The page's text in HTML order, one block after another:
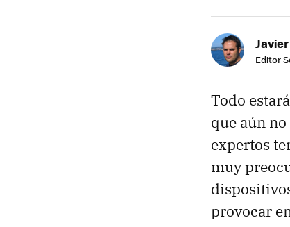
Editor
Todo
que aún
expertos
muy
provocar